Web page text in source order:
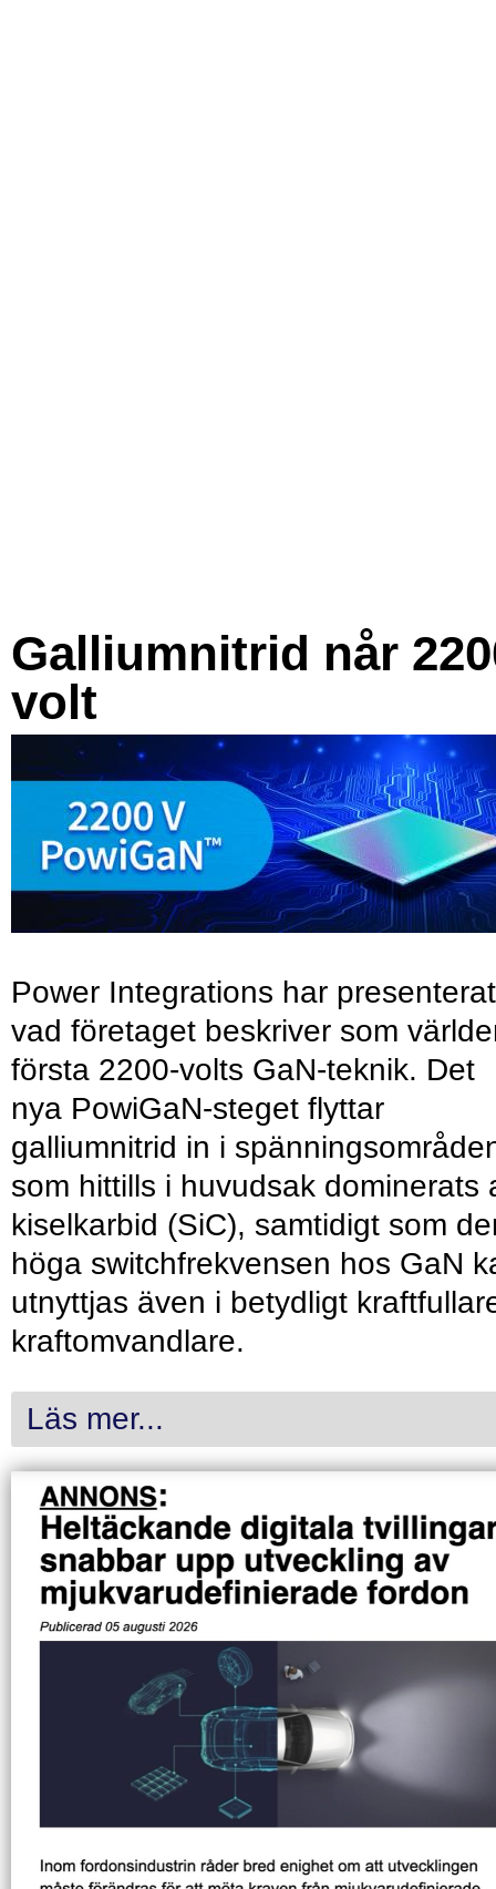
Galliumnitrid når
volt
Power Integrations har presenterat
vad företaget beskriver som
första 2200-volts GaN-teknik. Det
nya PowiGaN-steget flyttar
galliumnitrid in i
som hittills i huvudsak dominerats
kiselkarbid (SiC), samtidigt som
höga switchfrekvensen hos GaN
utnyttjas även i betydligt
kraftomvandlare.
Läs mer...